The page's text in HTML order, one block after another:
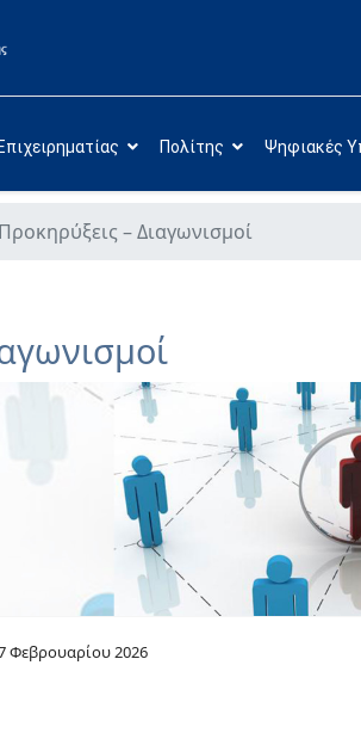
Πολίτης Ψηφιακές
Προκηρύξεις – Διαγωνισμοί
Φεβρουαρίου 2026